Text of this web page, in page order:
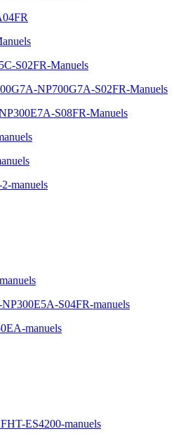
S02FR-Manuels
NP700G7A-S02FR-Manuels
S08FR-Manuels
manuels
S04FR-manuels
manuels
ES4200-manuels